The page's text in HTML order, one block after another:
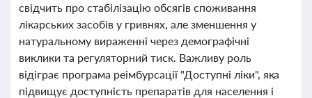
свідчить про стабілізацію обсягів споживання
лікарських засобів у гривнях, але зменшення у
натуральному вираженні через демографічні
виклики та регуляторний тиск. Важливу роль
відіграє програма реімбурсації "Доступні ліки", яка
підвищує доступність препаратів для населення і